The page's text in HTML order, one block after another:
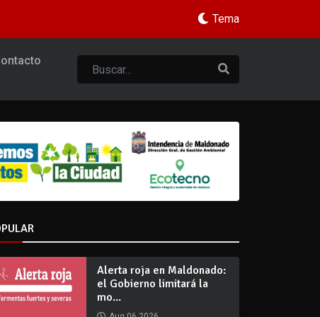
Tema
Alerta roja en Maldonado:
el Gobierno limitará la
mo...